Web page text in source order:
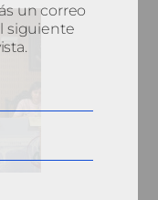
un correo
siguiente